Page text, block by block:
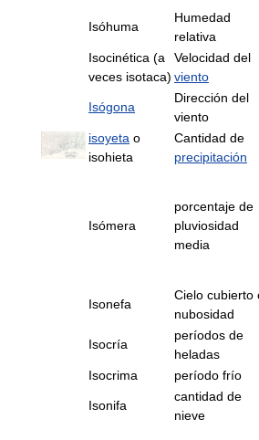
Isóhuma
Humedad
relativa
Isocinética (a
veces isotaca)
Velocidad del
viento
Isógona
Dirección del
viento
isoyeta o
isohieta
Cantidad de
precipitación
Isómera
porcentaje de
pluviosidad
media
Isonefa
Cielo cubierto
nubosidad
Isocría
períodos de
heladas
Isocrima
período frío
Isonifa
cantidad de
nieve